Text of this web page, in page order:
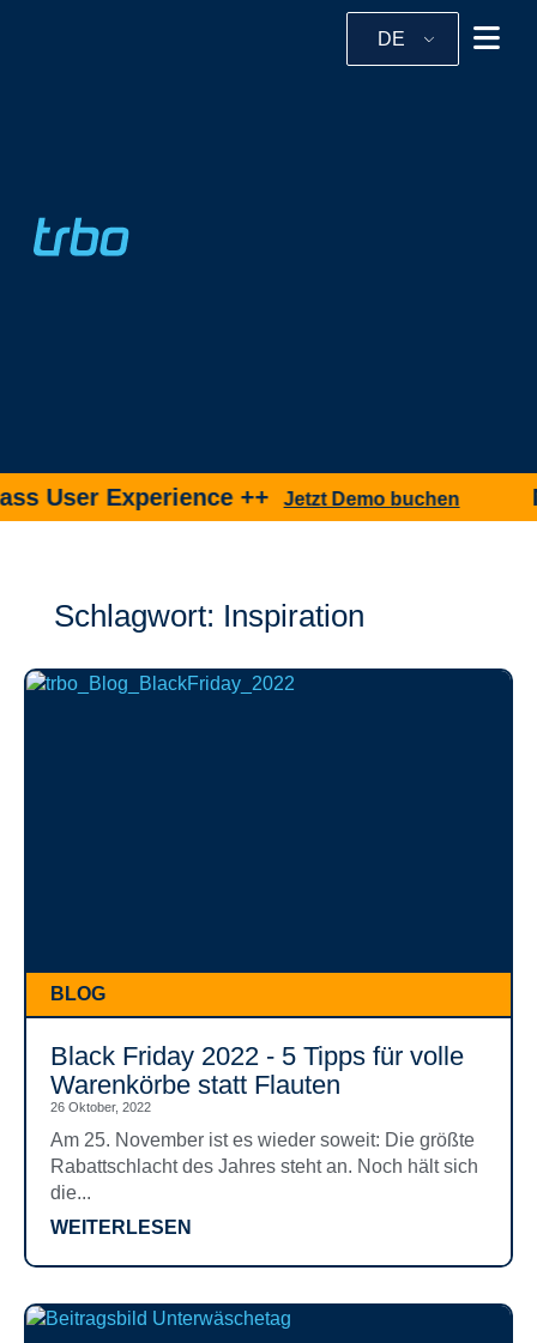
DE
User Experience ++Jetzt Demo buchen
Schlagwort: Inspiration
BLOG
Black Friday 2022 - 5 Tipps für volle
Warenkörbe statt Flauten
26 Oktober, 2022
Am 25. November ist es wieder soweit: Die größte
Rabattschlacht des Jahres steht an. Noch hält sich
die...
WEITERLESEN